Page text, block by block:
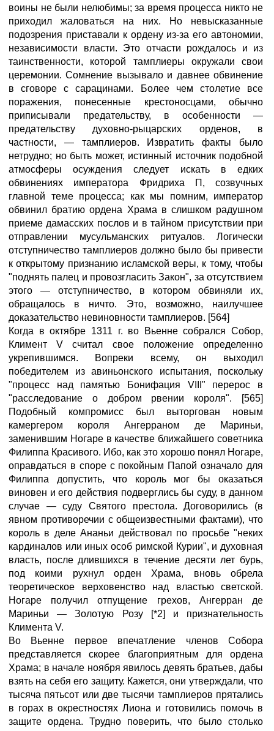
воины не были нелюбимы; за время процесса никто не
приходил жаловаться на них. Но невысказанные
подозрения приставали к ордену из-за его автономии,
независимости власти. Это отчасти рождалось и из
таинственности, которой тамплиеры окружали свои
церемонии. Сомнение вызывало и давнее обвинение
в сговоре с сарацинами. Более чем столетие все
поражения, понесенные крестоносцами, обычно
приписывали предательству, в особенности —
предательству духовно-рыцарских орденов, в
частности, — тамплиеров. Извратить факты было
нетрудно; но быть может, истинный источник подобной
атмосферы осуждения следует искать в едких
обвинениях императора Фридриха П, созвучных
главной теме процесса; как мы помним, император
обвинил братию ордена Храма в слишком радушном
приеме дамасских послов и в тайном присутствии при
отправлении мусульманских ритуалов. Логически
отступничество тамплиеров должно было бы привести
к открытому признанию исламской веры, к тому, чтобы
"поднять палец и провозгласить Закон", за отсутствием
этого — отступничество, в котором обвиняли их,
обращалось в ничто. Это, возможно, наилучшее
доказательство невиновности тамплиеров. [564]
Когда в октябре 1311 г. во Вьенне собрался Собор,
Климент V считал свое положение определенно
укрепившимся. Вопреки всему, он выходил
победителем из авиньонского испытания, поскольку
"процесс над памятью Бонифация VIII" перерос в
"расследование о добром рвении короля". [565]
Подобный компромисс был выторгован новым
камергером короля Ангерраном де Мариньи,
заменившим Ногаре в качестве ближайшего советника
Филиппа Красивого. Ибо, как это хорошо понял Ногаре,
оправдаться в споре с покойным Папой означало для
Филиппа допустить, что король мог бы оказаться
виновен и его действия подверглись бы суду, в данном
случае — суду Святого престола. Договорились (в
явном противоречии с общеизвестными фактами), что
король в деле Ананьи действовал по просьбе "неких
кардиналов или иных особ римской Курии", и духовная
власть, после длившихся в течение десяти лет бурь,
под коими рухнул орден Храма, вновь обрела
теоретическое верховенство над властью светской.
Ногаре получил отпущение грехов, Ангерран де
Мариньи — Золотую Розу [*2] и признательность
Климента V.
Во Вьенне первое впечатление членов Собора
представляется скорее благоприятным для ордена
Храма; в начале ноября явилось девять братьев, дабы
взять на себя его защиту. Кажется, они утверждали, что
тысяча пятьсот или две тысячи тамплиеров прятались
в горах в окрестностях Лиона и готовились помочь в
защите ордена. Трудно поверить, что было столько